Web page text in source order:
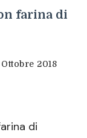
farina di
Ottobre 2018
di